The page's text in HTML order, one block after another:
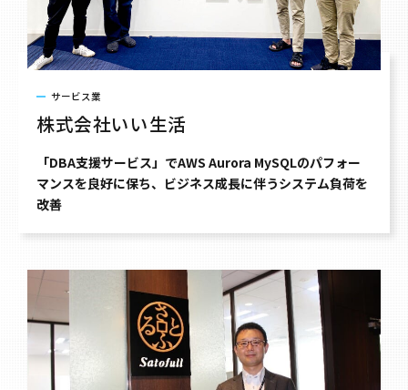
株式会社いい生活
サービス業
「DBA支援サービス」でAWS Aurora MySQLのパフォー
マンスを良好に保ち、ビジネス成長に伴うシステム負荷を
改善